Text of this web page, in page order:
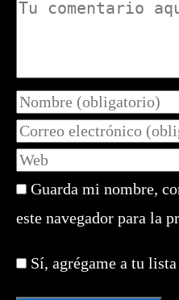
Comentario
Introduce
tu
nombre
o
de
usuario
comentar
Introduce
tu
dirección
de
electrónico
comentar
Introduce
la
URL
de
web
(opcional)
Guarda mi nombre,
este navegador para la
Sí, agrégame a tu